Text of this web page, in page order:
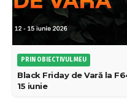
PRIN OBIECTIVUL MEU
Black Friday de Vară la
15 iunie